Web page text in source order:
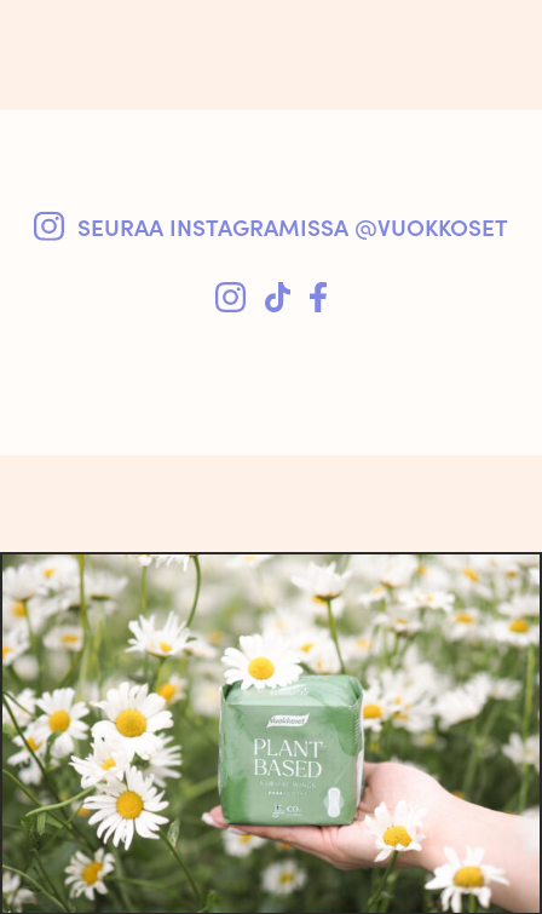
SEURAA INSTAGRAMISSA @VUOKKOSET